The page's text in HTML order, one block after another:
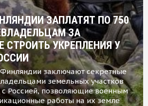
ЗАПЛАТЯТ ПО 750
ЗА
СТРОИТЬ УКРЕПЛЕНИЯ У
заключают секретные
земельных участков
Россией, позволяющие военным
работы на их земле